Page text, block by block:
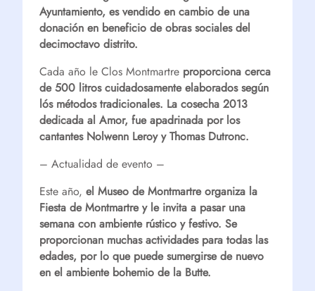
Ayuntamiento, es vendido en cambio de una
donación en beneficio de obras sociales del
decimoctavo distrito.
Cada año le Clos Montmartre proporciona cerca
de 500 litros cuidadosamente elaborados según
lós métodos tradicionales. La cosecha 2013
dedicada al Amor, fue apadrinada por los
cantantes Nolwenn Leroy y Thomas Dutronc.
– Actualidad de evento –
Este año, el Museo de Montmartre organiza la
Fiesta de Montmartre y le invita a pasar una
semana con ambiente rústico y festivo. Se
proporcionan muchas actividades para todas las
edades, por lo que puede sumergirse de nuevo
en el ambiente bohemio de la Butte.